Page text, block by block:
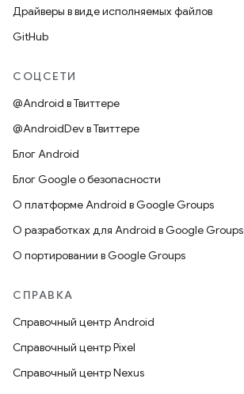
Драйверы в виде исполняемых файлов
GitHub
СОЦСЕТИ
@Android в Твиттере
@AndroidDev в Твиттере
Блог Android
Блог Google о безопасности
О платформе Android в Google Groups
О разработках для Android в Google Groups
О портировании в Google Groups
СПРАВКА
Справочный центр Android
Справочный центр Pixel
Справочный центр Nexus